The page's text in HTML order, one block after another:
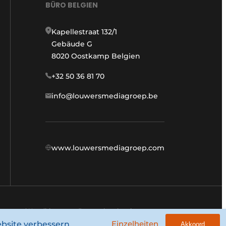
BÜRO BELGIEN
Kapellestraat 132/1
Gebäude G
8020 Oostkamp Belgien
+32 50 36 81 70
info@louwersmediagroep.be
www.louwersmediagroep.com
und Konditionen Datenschutzbestimmungen
Einzelheiten Akkoord